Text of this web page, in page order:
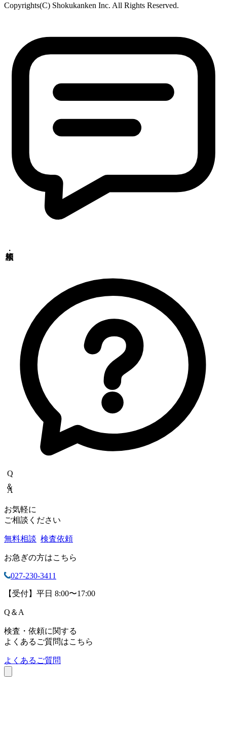
Copyrights(C) Shokukanken Inc. All Rights Reserved.
Q＆A
お気軽に
ご相談ください
無料相談 検査依頼
お急ぎの方はこちら
027-230-3411
【受付】平日 8:00〜17:00
Q ＆ A
検査・依頼に関する
よくあるご質問はこちら
よくあるご質問